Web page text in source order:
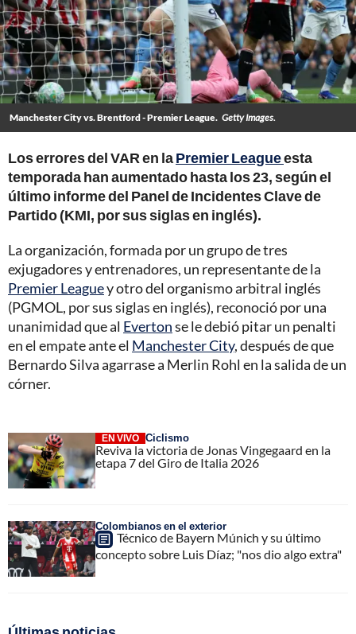
Manchester City vs. Brentford - Premier League. Getty Images.
Los errores del VAR en laPremier Leagueesta
temporada han aumentado hasta los 23, según el
último informe del Panel de Incidentes Clave de
Partido (KMI, por sus siglas en inglés).
La organización, formada por un grupo de tres
exjugadores y entrenadores, un representante de la
Premier Leaguey otro del organismo arbitral inglés
(PGMOL, por sus siglas en inglés), reconoció por una
unanimidad que al Evertonse le debió pitar un penalti
en el empate ante el Manchester City, después de que
Bernardo Silva agarrase a Merlin Rohl en la salida de un
córner.
EN VIVO Ciclismo
Reviva la victoria de Jonas Vingegaard en la
etapa 7 del Giro de Italia 2026
Colombianos en el exterior
Técnico de Bayern Múnich y su último
concepto sobre Luis Díaz; "nos dio algo extra"